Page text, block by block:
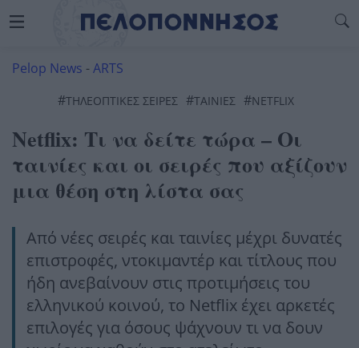
Pelop News -ARTS
#ΤΗΛΕΟΠΤΙΚΕΣ ΣΕΙΡΕΣ #ΤΑΙΝΊΕΣ #NETFLIX
Netflix: Τι να δείτε τώρα – Οι
ταινίες και οι σειρές που αξίζουν
μια θέση στη λίστα σας
Από νέες σειρές και ταινίες μέχρι δυνατές
επιστροφές, ντοκιμαντέρ και τίτλους που
ήδη ανεβαίνουν στις προτιμήσεις του
ελληνικού κοινού, το Netflix έχει αρκετές
επιλογές για όσους ψάχνουν τι να δουν